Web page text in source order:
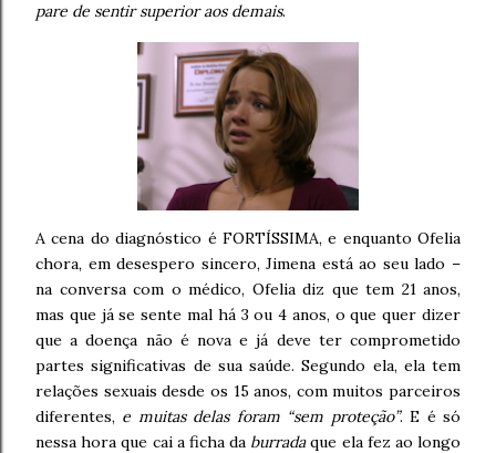
pare de sentir superior aos demais.
A cena do diagnóstico é FORTÍSSIMA, e enquanto Ofelia
chora, em desespero sincero, Jimena está ao seu lado –
na conversa com o médico, Ofelia diz que tem 21 anos,
mas que já se sente mal há 3 ou 4 anos, o que quer dizer
que a doença não é nova e já deve ter comprometido
partes significativas de sua saúde. Segundo ela, ela tem
relações sexuais desde os 15 anos, com muitos parceiros
diferentes, e muitas delas foram “sem proteção”. E é só
nessa hora que cai a ficha da burradaque ela fez ao longo